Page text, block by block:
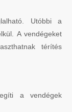
Utóbbi a
A vendégeket
térítés
a vendégek